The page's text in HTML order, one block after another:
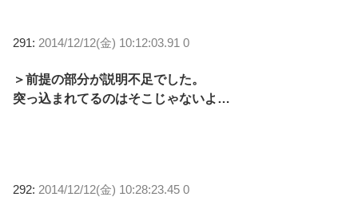
291: 2014/12/12(金) 10:12:03.91 0
＞前提の部分が説明不足でした。
突っ込まれてるのはそこじゃないよ…
292: 2014/12/12(金) 10:28:23.45 0